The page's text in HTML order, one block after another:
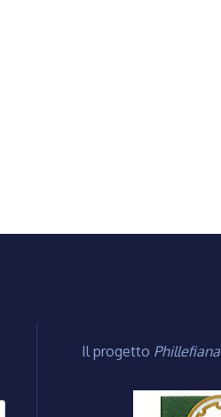
Il progetto Phillefiana